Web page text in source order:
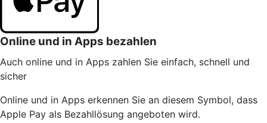
Online und in Apps bezahlen
Auch online und in Apps zahlen Sie einfach, schnell und
sicher
Online und in Apps erkennen Sie an diesem Symbol, dass
Apple Pay als Bezahllösung angeboten wird.